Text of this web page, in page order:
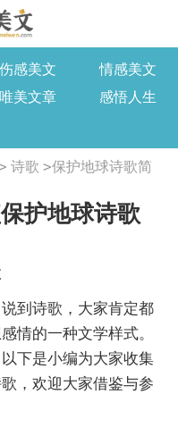
伤感美文
情感美文
唯美文章
感悟人生
诗歌 >保护地球诗歌简
护地球诗歌
到诗歌，大家肯定都
情的一种文学样式。
下是小编为大家收集
，欢迎大家借鉴与参